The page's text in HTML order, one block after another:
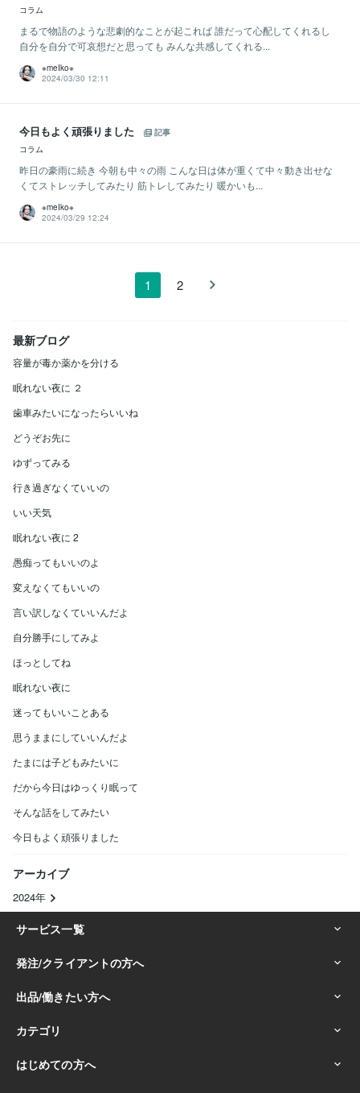
コラム
まるで物語のような悲劇的なことが起これば 誰だって心配してくれるし
自分を自分で可哀想だと思っても みんな共感してくれる...
※meIko※
2024/03/30 12:11
今日もよく頑張りました
記事
コラム
昨日の豪雨に続き 今朝も中々の雨 こんな日は体が重くて中々動き出せな
くてストレッチしてみたり 筋トレしてみたり 暖かいも...
※meIko※
2024/03/29 12:24
1 2
最新ブログ
容量が毒か薬かを分ける
眠れない夜に ２
歯車みたいになったらいいね
どうぞお先に
ゆずってみる
行き過ぎなくていいの
いい天気
眠れない夜に 2
愚痴ってもいいのよ
変えなくてもいいの
言い訳しなくていいんだよ
自分勝手にしてみよ
ほっとしてね
眠れない夜に
迷ってもいいことある
思うままにしていいんだよ
たまには子どもみたいに
だから今日はゆっくり眠って
そんな話をしてみたい
今日もよく頑張りました
アーカイブ
2024年